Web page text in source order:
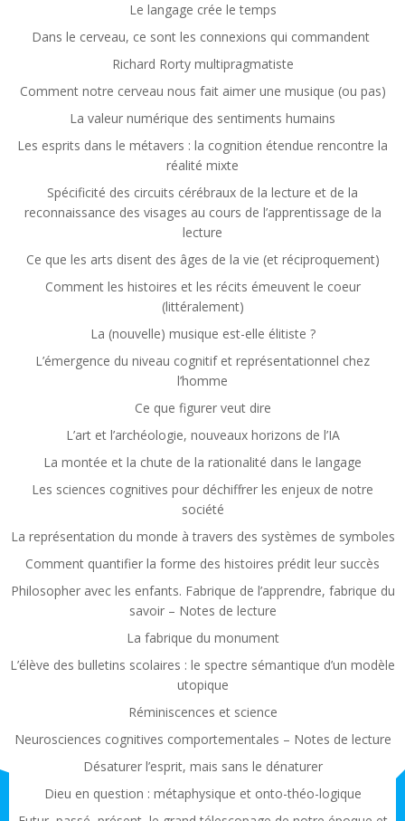
Le langage crée le temps
Dans le cerveau, ce sont les connexions qui commandent
Richard Rorty multipragmatiste
Comment notre cerveau nous fait aimer une musique (ou pas)
La valeur numérique des sentiments humains
Les esprits dans le métavers : la cognition étendue rencontre la
réalité mixte
Spécificité des circuits cérébraux de la lecture et de la
reconnaissance des visages au cours de l’apprentissage de la
lecture
Ce que les arts disent des âges de la vie (et réciproquement)
Comment les histoires et les récits émeuvent le coeur
(littéralement)
La (nouvelle) musique est-elle élitiste ?
L’émergence du niveau cognitif et représentationnel chez
l’homme
Ce que figurer veut dire
L’art et l’archéologie, nouveaux horizons de l’IA
La montée et la chute de la rationalité dans le langage
Les sciences cognitives pour déchiffrer les enjeux de notre
société
La représentation du monde à travers des systèmes de symboles
Comment quantifier la forme des histoires prédit leur succès
Philosopher avec les enfants. Fabrique de l’apprendre, fabrique du
savoir – Notes de lecture
La fabrique du monument
L’élève des bulletins scolaires : le spectre sémantique d’un modèle
utopique
Réminiscences et science
Neurosciences cognitives comportementales – Notes de lecture
Désaturer l’esprit, mais sans le dénaturer
Dieu en question : métaphysique et onto-théo-logique